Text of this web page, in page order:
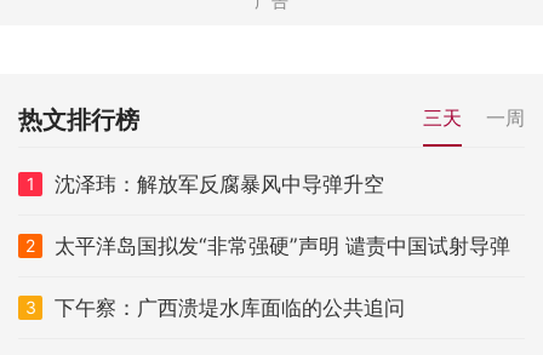
热文排行榜 三天 一周
1 沈泽玮：解放军反腐暴风中导弹升空
2 太平洋岛国拟发“非常强硬”声明 谴责中国试射导弹
3 下午察：广西溃堤水库面临的公共追问